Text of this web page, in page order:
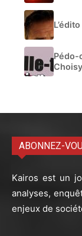
Pédo-
ABONNEZ-
Kairos est un
analyses,
enjeux de